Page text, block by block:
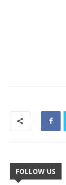
FOLLOW US